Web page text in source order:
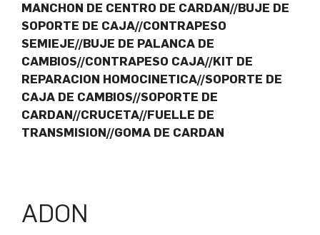
MANCHON DE CENTRO DE CARDAN//BUJE DE
SOPORTE DE CAJA//CONTRAPESO
SEMIEJE//BUJE DE PALANCA DE
CAMBIOS//CONTRAPESO CAJA//KIT DE
REPARACION HOMOCINETICA//SOPORTE DE
CAJA DE CAMBIOS//SOPORTE DE
CARDAN//CRUCETA//FUELLE DE
TRANSMISION//GOMA DE CARDAN
ADON